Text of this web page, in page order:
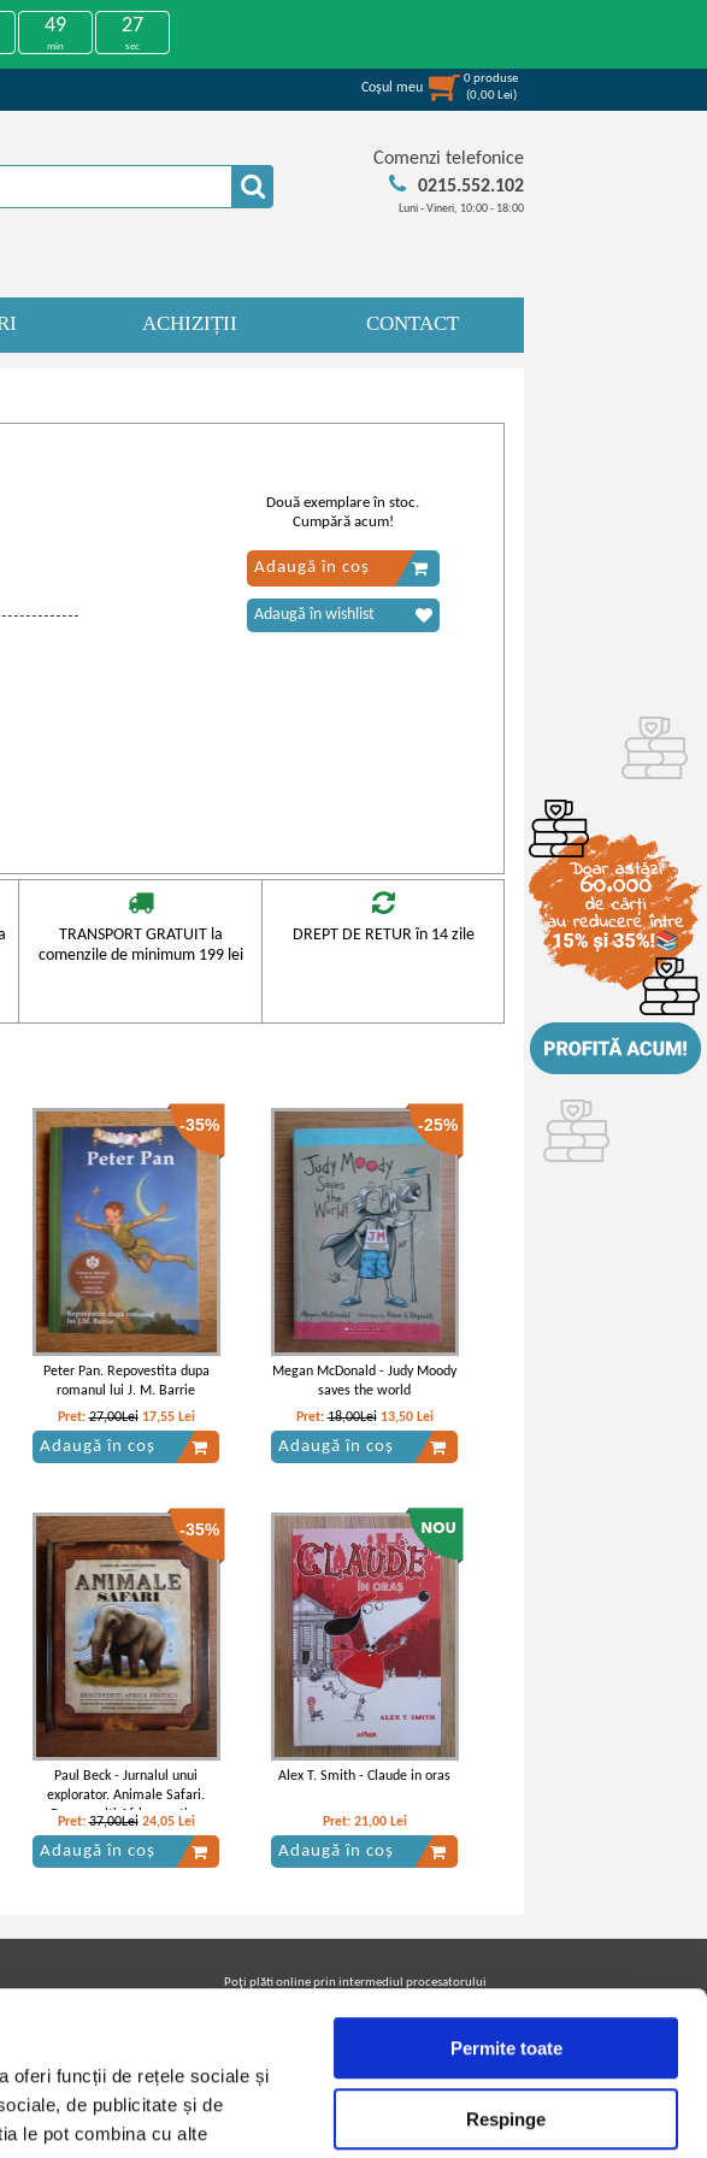
oferi funcții de rețele sociale și
de publicitate și de
le pot combina cu alte
Permite toate
Respinge
49
min
27
sec
Coşul meu
0produse
(0,00 Lei)
Comenzi telefonice
0215.552.102
Luni - Vineri, 10:00 - 18:00
ACHIZIȚII CONTACT
Două exemplare în stoc.
Cumpără acum!
Adaugă în coș
Adaugă în wishlist
TRANSPORT GRATUIT la
comenzile de minimum 199 lei
DREPT DE RETUR în 14 zile
-35%
Peter Pan. Repovestita dupa
romanul lui J. M. Barrie
Pret:27,00Lei 17,55 Lei
Adaugă în coș
-25%
Megan McDonald - Judy Moody
saves the world
Pret:18,00Lei 13,50 Lei
Adaugă în coș
-35%
Paul Beck - Jurnalul unui
explorator. Animale Safari.
Descoperiti Africa exotica
Pret:37,00Lei 24,05 Lei
Adaugă în coș
Alex T. Smith - Claude in oras
Pret: 21,00 Lei
Adaugă în coș
si conditii
cookie-uri
Poţi plăti online prin intermediul procesatorului
Urmăreşte-ne pe facebook pentru a fi la curent cu